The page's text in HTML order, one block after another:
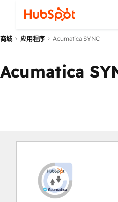
商城 应用程序 Acumatica SYNC
Acumatica